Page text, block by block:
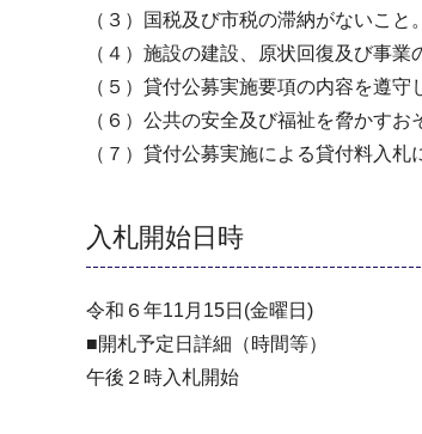
（３）国税及び市税の滞納がないこと。
（４）施設の建設、原状回復及び事
（５）貸付公募実施要項の内容を遵守
（６）公共の安全及び福祉を脅かす
（７）貸付公募実施による貸付料入
入札開始日時
令和６年11月15日(金曜日)
■開札予定日詳細（時間等）
午後２時入札開始